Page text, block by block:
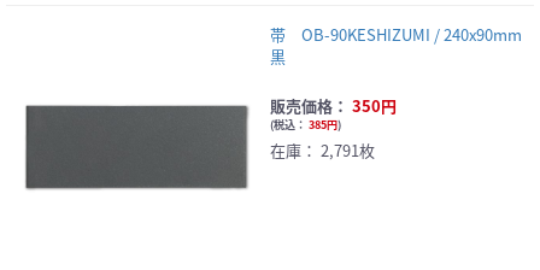
帯 OB-90KESHIZUMI / 240x90mm
黒
販売価格： 350円
(税込： 385円)
在庫： 2,791枚